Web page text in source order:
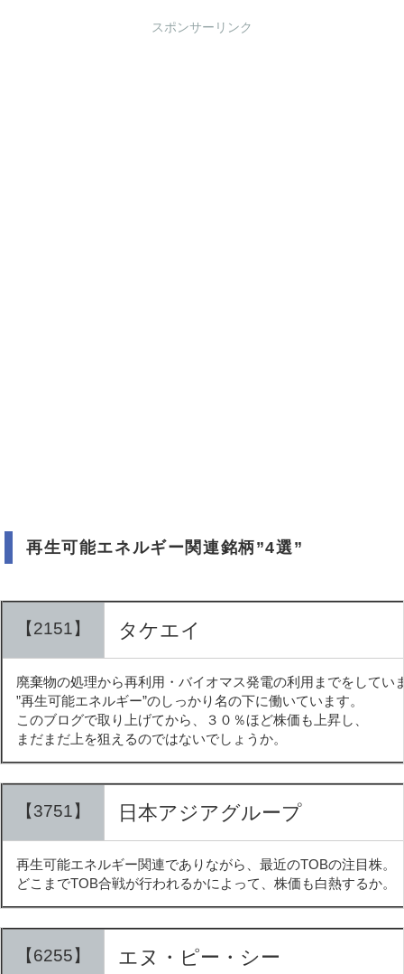
スポンサーリンク
再生可能エネルギー関連銘柄”4選”
【2151】 タケエイ
廃棄物の処理から再利用・バイオマス発電の利用までをしてい
”再生可能エネルギー”のしっかり名の下に働いています。
このブログで取り上げてから、３０％ほど株価も上昇し、
まだまだ上を狙えるのではないでしょうか。
【3751】 日本アジアグループ
再生可能エネルギー関連でありながら、最近のTOBの注目株。
どこまでTOB合戦が行われるかによって、株価も白熱するか。
【6255】 エヌ・ピー・シー